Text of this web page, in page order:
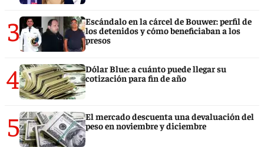
3
Escándalo en la cárcel de Bouwer: perfil de
los detenidos y cómo beneficiaban a los
presos
4
Dólar Blue: a cuánto puede llegar su
cotización para fin de año
5
El mercado descuenta una devaluación del
peso en noviembre y diciembre